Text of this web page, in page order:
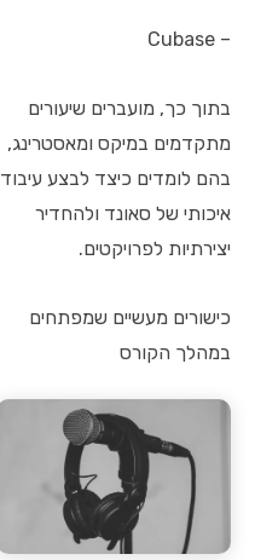
– Cubase
בתוך כך, מועברים שיעורים
מתקדמים במיקס ומאסטרינג,
בהם לומדים כיצד לבצע עיבוד
איכותי של סאונד ולהחדיר
יצירתיות לפרויקטים.
כישורים מעשיים שמפתחים
במהלך הקורס